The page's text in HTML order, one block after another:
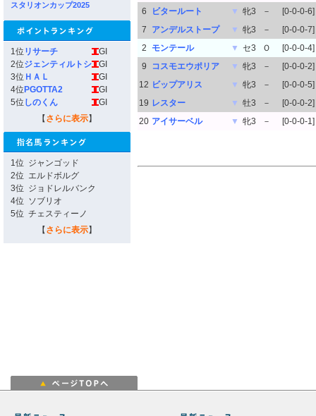
スタリオンカップ2025
1位 リサーチ
GI
2位ジェンティルトシ
GI
3位 ＨＡＬ
GI
4位 PGOTTA2
GI
5位 しのくん
GI
【 さらに表示】
1位 ジャンゴッド
2位 エルドボルグ
3位 ジョドレルバンク
4位 ソブリオ
5位 チェスティーノ
【 さらに表示】
6
ビタールート ▼ 牝3 －
[0-0-0-6]
7
アンデルストープ ▼ 牝3 －
[0-0-0-7]
2
モンテール ▼ セ3 Ｏ
[0-0-0-4]
9
コスモエウポリア ▼ 牝3 －
[0-0-0-2]
12 ビップアリス ▼ 牝3 －
[0-0-0-5]
19 レスター ▼ 牡3 －
[0-0-0-2]
20 アイサーベル ▼ 牝3 － [0-0-0-1]